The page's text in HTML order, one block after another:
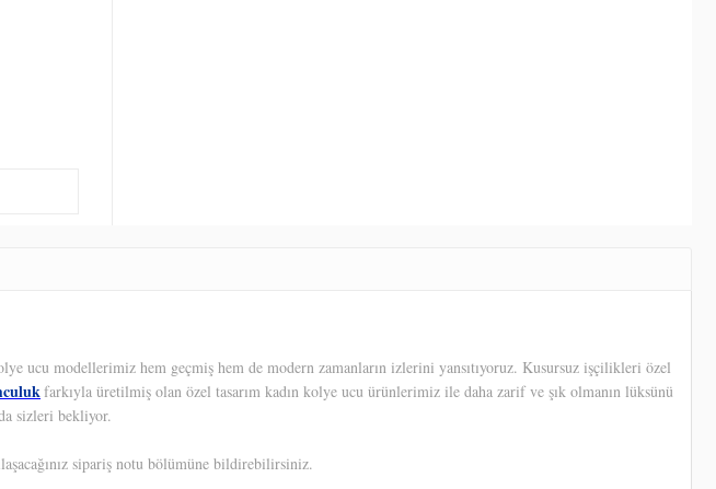
ucu modellerimiz hem geçmiş hem de modern zamanların izlerini yansıtıyoruz. Kusursuz işçilikleri özel
farkıyla üretilmiş olan özel tasarım kadın kolye ucu ürünlerimiz ile daha zarif ve şık olmanın lüksünü
sizleri bekliyor.
sipariş notu bölümüne bildirebilirsiniz.